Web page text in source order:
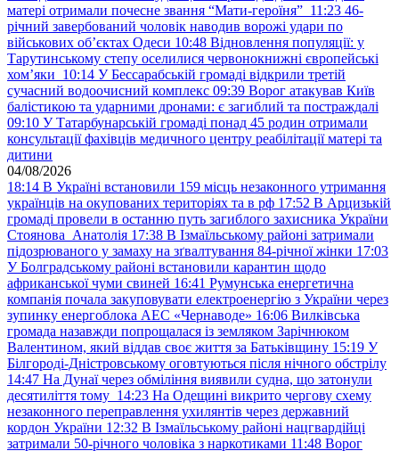
матері отримали почесне звання “Мати-героїня” 11:23 46-
річний завербований чоловік наводив ворожі удари по
військових обʼєктах Одеси 10:48 Відновлення популяції: у
Тарутинському степу оселилися червонокнижні європейські
хом’яки 10:14 У Бессарабській громаді відкрили третій
сучасний водоочисний комплекс 09:39 Ворог атакував Київ
балістикою та ударними дронами: є загиблий та постраждалі
09:10 У Татарбунарській громаді понад 45 родин отримали
консультації фахівців медичного центру реабілітації матері та
дитини
04/08/2026
18:14 В Україні встановили 159 місць незаконного утримання
українців на окупованих територіях та в рф 17:52 В Арцизькій
громаді провели в останню путь загиблого захисника України
Стоянова Анатолія 17:38 В Ізмаїльському районі затримали
підозрюваного у замаху на зґвалтування 84-річної жінки 17:03
У Болградському районі встановили карантин щодо
африканської чуми свиней 16:41 Румунська енергетична
компанія почала закуповувати електроенергію з України через
зупинку енергоблока АЕС «Чернаводе» 16:06 Вилківська
громада назавжди попрощалася із земляком Зарічнюком
Валентином, який віддав своє життя за Батьківщину 15:19 У
Білгороді-Дністровському оговтуються після нічного обстрілу
14:47 На Дунаї через обміління виявили судна, що затонули
десятиліття тому 14:23 На Одещині викрито чергову схему
незаконного переправлення ухилянтів через державний
кордон України 12:32 В Ізмаїльському районі нацгвардійці
затримали 50-річного чоловіка з наркотиками 11:48 Ворог